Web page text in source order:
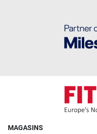
MAGASINS